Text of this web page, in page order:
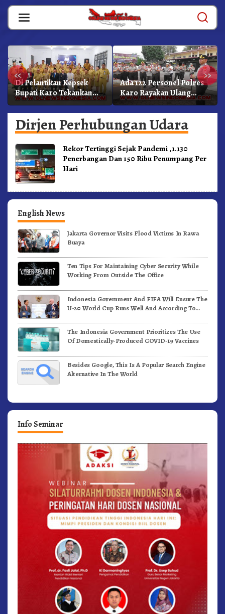
Skip
content
« »
Di Pelantikan Kepsek
Bupati Karo Tekankan
Kepemimpinan
Profesional Dongkrak
Mutu Pendidikan
Ada 122 Personel Polres
Karo Rayakan Ulang
Tahun Bersama
Dirjen Perhubungan Udara
Rekor Tertinggi Sejak Pandemi ,1.130
Penerbangan Dan 150 Ribu Penumpang Per
Hari
English News
Jakarta Governor Visits Flood Victims In Rawa
Buaya
Ten Tips For Maintaining Cyber Security While
Working From Outside The Office
Indonesia Government And FIFA Will Ensure The
U-20 World Cup Runs Well And According To
The Indonesia Government Prioritizes The Use
Of Domestically-Produced COVID-19 Vaccines
Besides Google, This Is A Popular Search Engine
Alternative In The World
Info Seminar